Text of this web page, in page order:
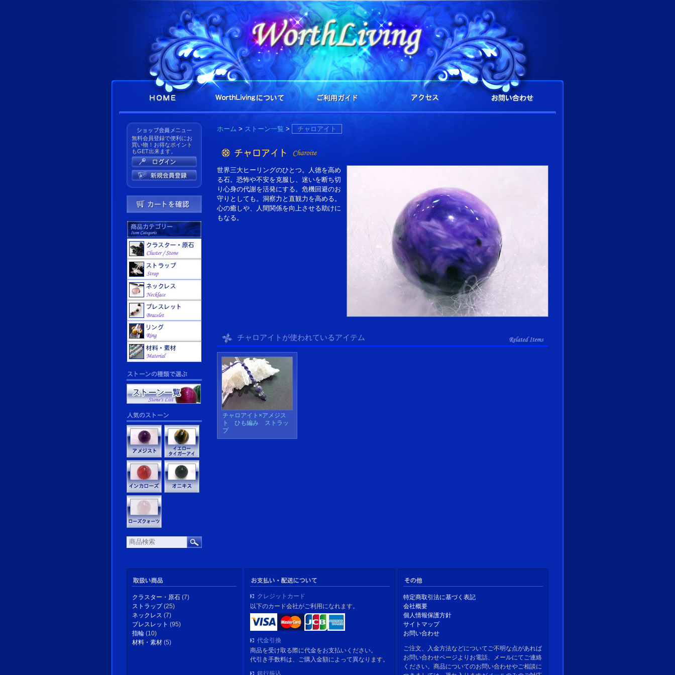
ホーム > ストーン一覧 > チャロアイト
世界三大ヒーリングのひとつ。人徳を高め
る石。恐怖や不安を克服し、迷いを断ち切
り心身の代謝を活発にする。危機回避のお
守りとしても。洞察力と直観力を高める。
心の癒しや、人間関係を向上させる助けに
もなる。
チャロアイトが使われているアイテム
チャロアイト×アメジス
ト ひも編み ストラッ
プ
無料会員登録で便利にお
買い物！お得なポイント
もGET出来ます。
クラスター・原石 (7)
ストラップ(25)
ネックレス (7)
ブレスレット (95)
指輪 (10)
材料・素材 (5)
クレジットカード
以下のカード会社がご利用になれます。
代金引換
商品を受け取る際に代金をお支払いください。
代引き手数料は、ご購入金額によって異なります。
銀行振込
特定商取引法に基づく表記
会社概要
個人情報保護方針
サイトマップ
お問い合わせ
ご注文、入金方法などについてご不明な点があれば
お問い合わせページよりお電話、メールにてご連絡
ください。商品についてのお問い合わせやご相談に